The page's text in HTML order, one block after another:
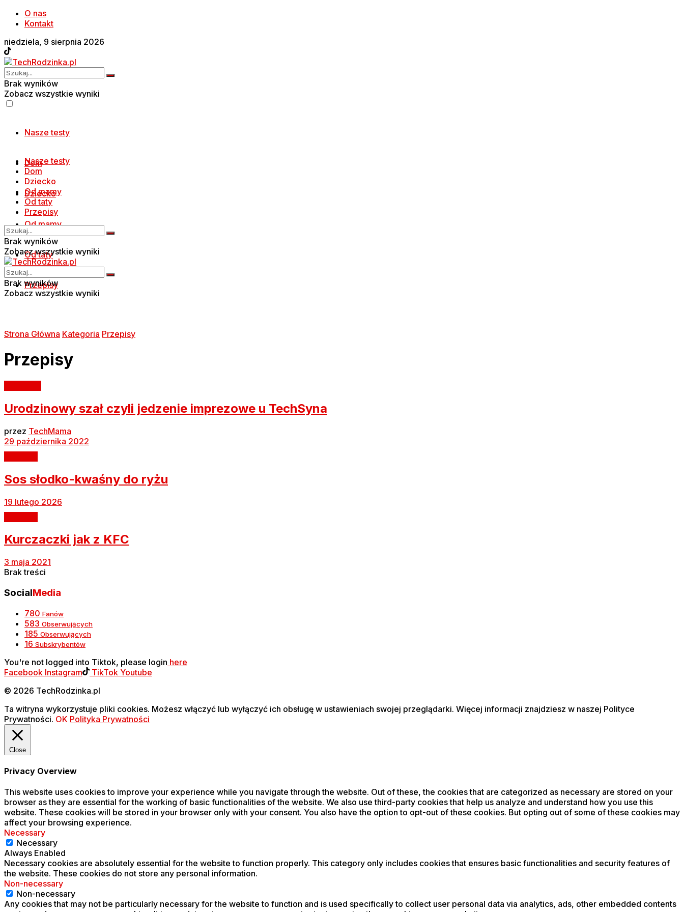
O nas
Kontakt
niedziela, 9 sierpnia 2026
Brak wyników
Zobacz wszystkie wyniki
Nasze testy
Dom
Dziecko
Od mamy
Od taty
Przepisy
Nasze testy
Dom
Dziecko
Od mamy
Od taty
Przepisy
Brak wyników
Zobacz wszystkie wyniki
Brak wyników
Zobacz wszystkie wyniki
Strona Główna Kategoria Przepisy
Przepisy
Urodzinowy szał czyli jedzenie imprezowe u TechSyna
przez TechMama
29 października 2022
Sos słodko-kwaśny do ryżu
19 lutego 2026
Kurczaczki jak z KFC
3 maja 2021
Brak treści
SocialMedia
780 Fanów
583 Obserwujących
185 Obserwujących
16 Subskrybentów
You're not logged into Tiktok, please login here
Facebook Instagram TikTok Youtube
© 2026 TechRodzinka.pl
Ta witryna wykorzystuje pliki cookies. Możesz włączyć lub wyłączyć ich obsługę w ustawieniach swojej przeglądarki. Więcej informacji znajdziesz w naszej Polityce
Prywatności. OK Polityka Prywatności
Close
Privacy Overview
This website uses cookies to improve your experience while you navigate through the website. Out of these, the cookies that are categorized as necessary are stored on your
browser as they are essential for the working of basic functionalities of the website. We also use third-party cookies that help us analyze and understand how you use this
website. These cookies will be stored in your browser only with your consent. You also have the option to opt-out of these cookies. But opting out of some of these cookies may
affect your browsing experience.
Necessary
Necessary
Always Enabled
Necessary cookies are absolutely essential for the website to function properly. This category only includes cookies that ensures basic functionalities and security features of
the website. These cookies do not store any personal information.
Non-necessary
Non-necessary
Any cookies that may not be particularly necessary for the website to function and is used specifically to collect user personal data via analytics, ads, other embedded contents